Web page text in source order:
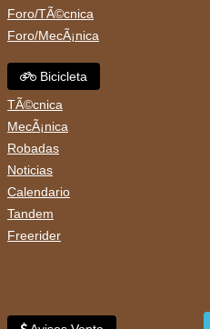
Foro/TÃ©cnica
Foro/MecÃ¡nica
Bicicleta
TÃ©cnica
MecÃ¡nica
Robadas
Noticias
Calendario
Tandem
Freerider